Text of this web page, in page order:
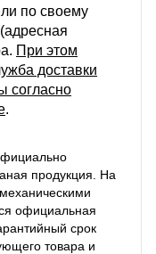
по своему
При этом
доставки
согласно
.
продукция. На
официальная
срок
товара и